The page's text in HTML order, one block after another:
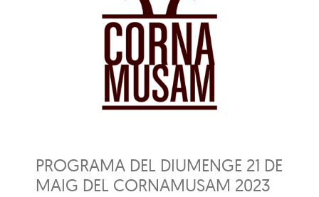
PROGRAMA DEL DIUMENGE 21 DE
MAIG DEL CORNAMUSAM 2023